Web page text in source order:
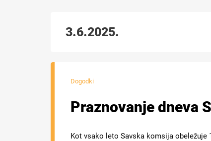
3.6.2025.
Dogodki
Praznovanje dneva
Kot vsako leto Savska komsija obeležuje